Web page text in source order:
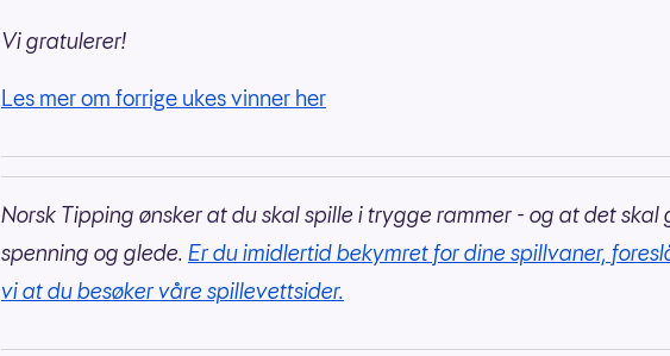
Vi gratulerer!
Les mer om forrige ukes vinner her
Norsk Tipping ønsker at du skal spille i trygge rammer - og at det skal
spenning og glede. Er du imidlertid bekymret for dine spillvaner,
vi at du besøker våre spillevettsider.